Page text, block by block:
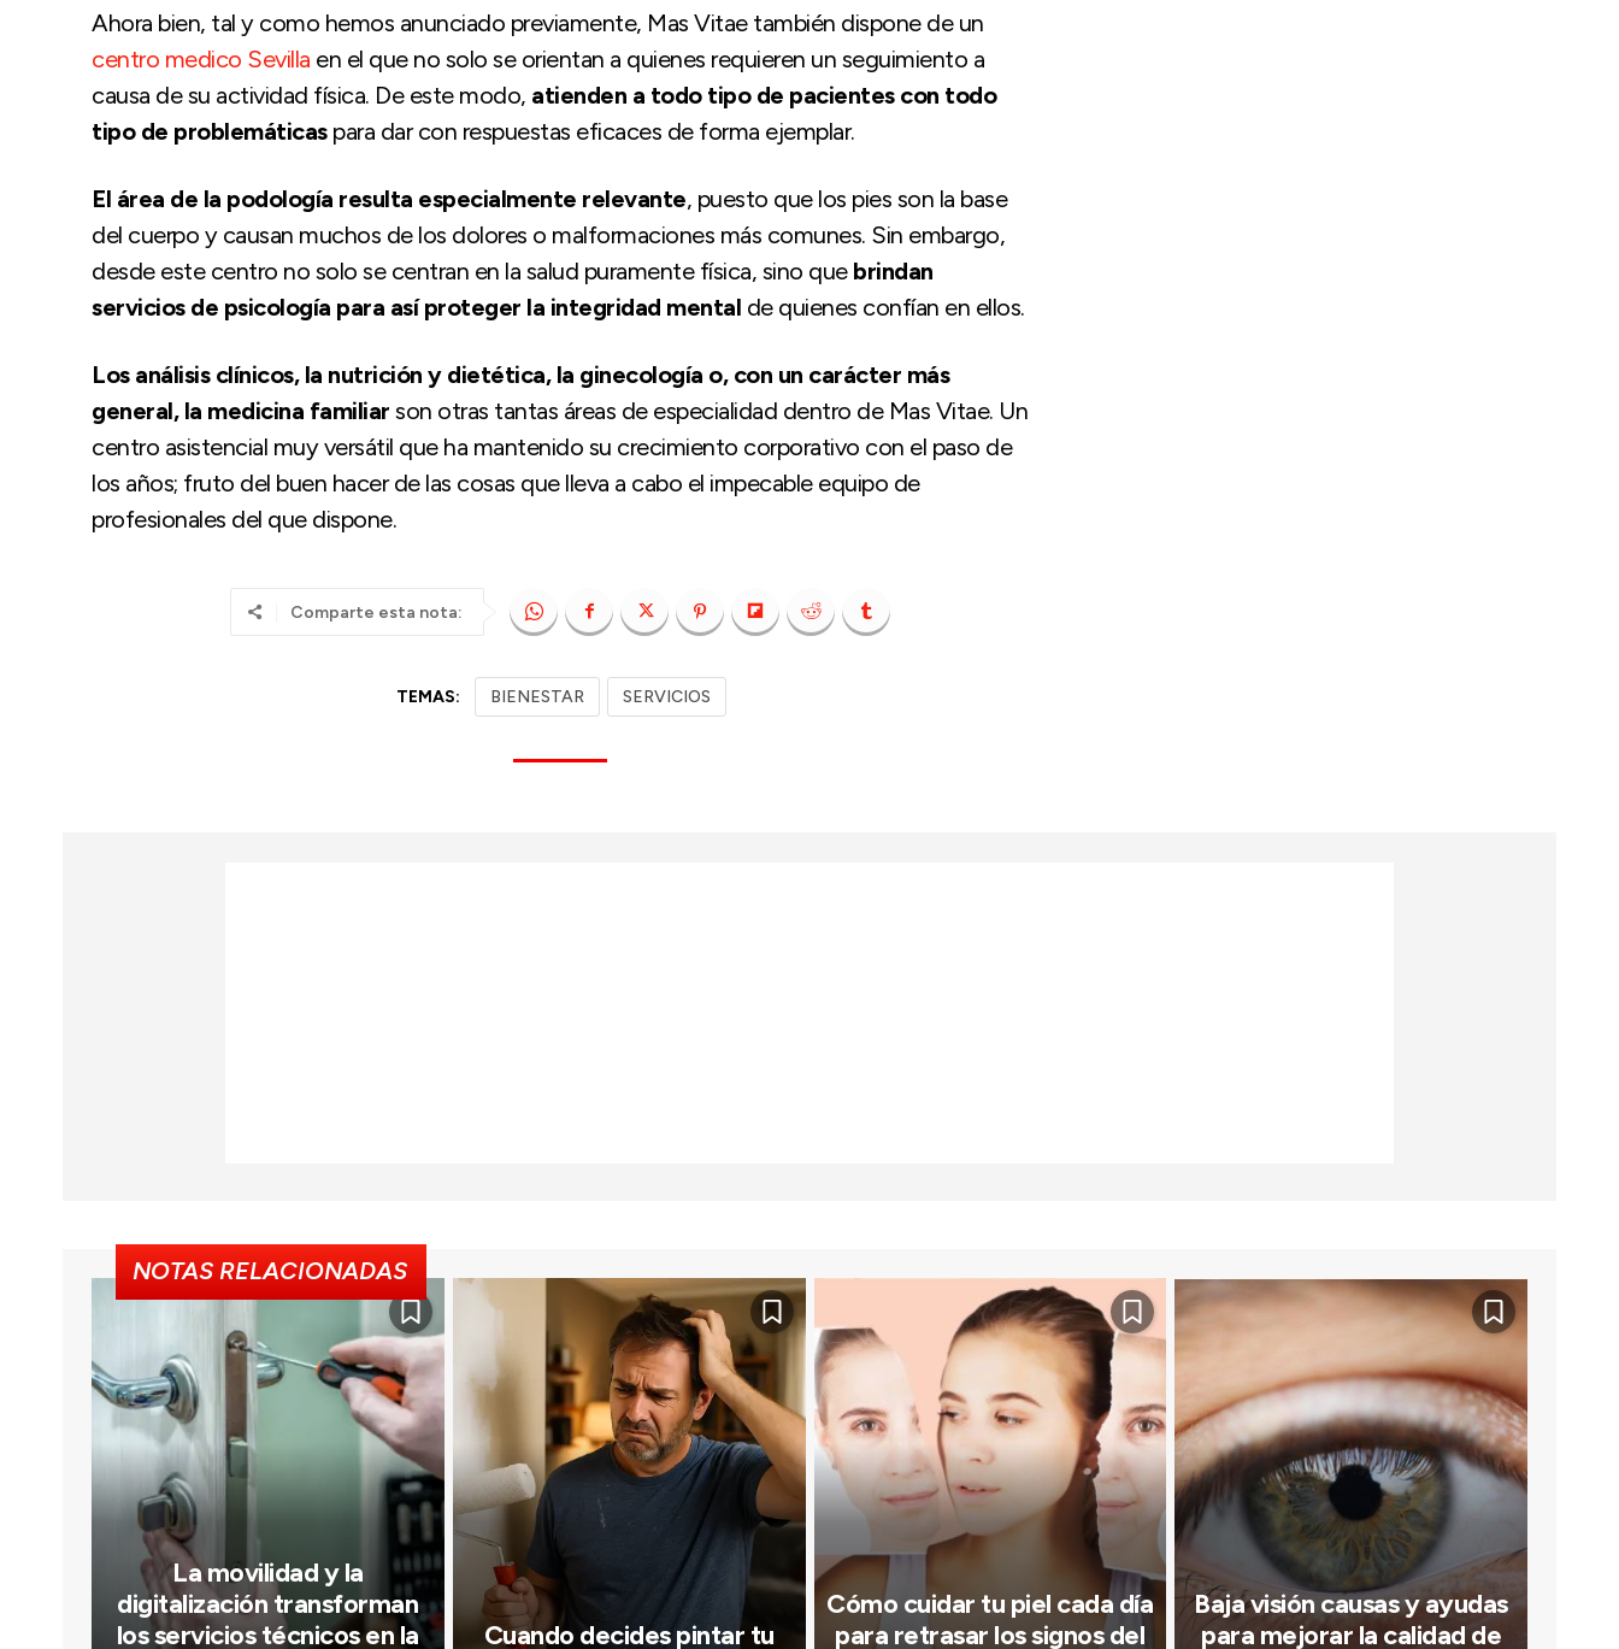
Ahora bien, tal y como hemos anunciado previamente, Mas Vitae también dispone de un
centro medico Sevilla en el que no solo se orientan a quienes requieren un seguimiento a
causa de su actividad física. De este modo, atienden a todo tipo de pacientes con todo
tipo de problemáticaspara dar con respuestas eficaces de forma ejemplar.
El área de la podología resulta especialmente relevante, puesto que los pies son la base
del cuerpo y causan muchos de los dolores o malformaciones más comunes. Sin embargo,
desde este centro no solo se centran en la salud puramente física, sino que brindan
servicios de psicología para así proteger la integridad mental de quienes confían en ellos.
Los análisis clínicos, la nutrición y dietética, la ginecología o, con un carácter más
general, la medicina familiar son otras tantas áreas de especialidad dentro de Mas Vitae. Un
centro asistencial muy versátil que ha mantenido su crecimiento corporativo con el paso de
los años; fruto del buen hacer de las cosas que lleva a cabo el impecable equipo de
profesionales del que dispone.
Comparte esta nota:
TEMAS: BIENESTAR SERVICIOS
NOTAS RELACIONADAS
La movilidad y la
digitalización transforman
los servicios técnicos en la
Cuando decides pintar tu
Cómo cuidar tu piel cada día
para retrasar los signos del
Baja visión causas y ayudas
para mejorar la calidad de